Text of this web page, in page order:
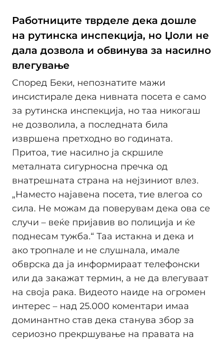
Работниците тврделе дека дошле
на рутинска инспекција, но Џоли не
дала дозвола и обвинува за насилно
влегување
Според Беки, непознатите мажи
инсистирале дека нивната посета е само
за рутинска инспекција, но таа никогаш
не дозволила, а последната била
извршена претходно во годината.
Притоа, тие насилно ја скршиле
металната сигурносна пречка од
внатрешната страна на нејзиниот влез.
„Наместо најавена посета, тие влегоа со
сила. Не можам да поверувам дека ова се
случи – веќе пријавив во полиција и ќе
поднесам тужба.“ Таа истакна и дека и
ако тропнале и не слушнала, имале
обврска да ја информираат телефонски
или да закажат термин, а не да влегуваат
на своја рака. Видеото наиде на огромен
интерес – над 25.000 коментари имаа
доминантно став дека станува збор за
сериозно прекршување на правата на